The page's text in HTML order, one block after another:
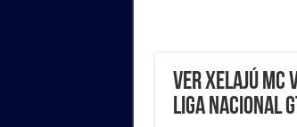
VER Xelajú MC
Liga Nacional